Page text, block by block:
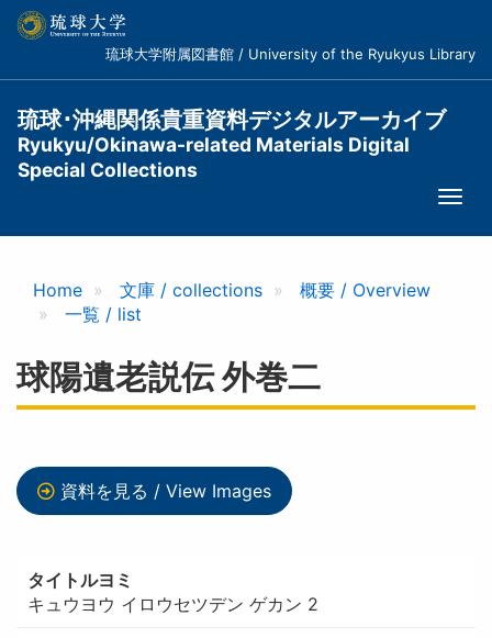
コ
琉球大学附属図書館 / University of the Ryukyus Library
琉球･沖縄関係貴重資料デジタルアーカイブ
Ryukyu/Okinawa-related Materials Digital
Special Collections
Home 文庫 / collections
概要 / Overview
一覧 / list
球陽遺老説伝 外巻二
資料を見る / View Images
タイトルヨミ
キュウヨウ イロウセツデン ゲカン 2